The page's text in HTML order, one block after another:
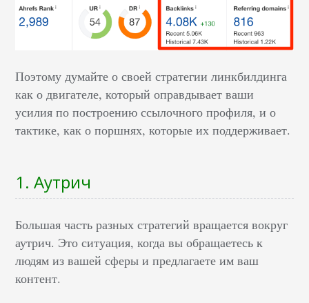
Поэтому думайте о своей стратегии линкбилдинга
как о двигателе, который оправдывает ваши
усилия по построению ссылочного профиля, и о
тактике, как о поршнях, которые их поддерживает.
1. Аутрич
Большая часть разных стратегий вращается вокруг
аутрич. Это ситуация, когда вы обращаетесь к
людям из вашей сферы и предлагаете им ваш
контент.